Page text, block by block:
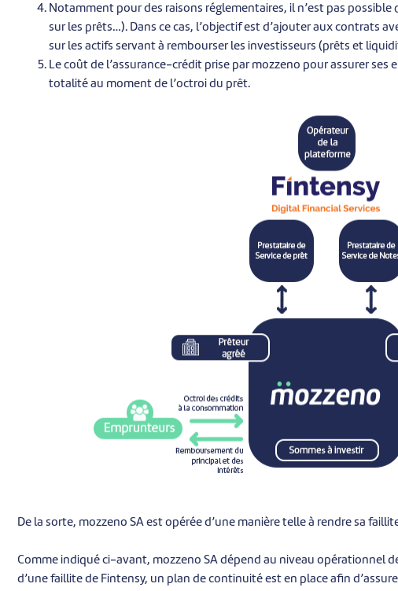
Notamment pour des raisons réglementaires, il n’est pas
sur les prêts…). Dans ce cas, l’objectif est d’ajouter aux contrats
sur les actifs servant à rembourser les investisseurs (prêts et
Le coût de l’assurance-crédit prise par mozzeno pour assurer ses
totalité au moment de l’octroi du prêt.
De la sorte, mozzeno SA est opérée d’une manière telle à rendre sa
Comme indiqué ci-avant, mozzeno SA dépend au niveau opérationnel
d’une faillite de Fintensy, un plan de continuité est en place afin